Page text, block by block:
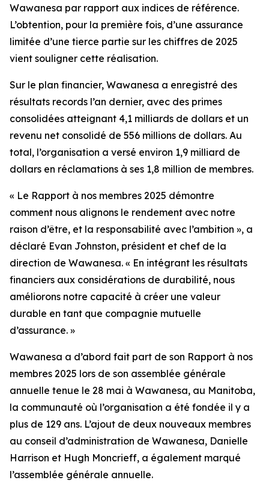
Wawanesa par rapport aux indices de référence.
L’obtention, pour la première fois, d’une assurance
limitée d’une tierce partie sur les chiffres de 2025
vient souligner cette réalisation.
Sur le plan financier, Wawanesa a enregistré des
résultats records l’an dernier, avec des primes
consolidées atteignant 4,1 milliards de dollars et un
revenu net consolidé de 556 millions de dollars. Au
total, l’organisation a versé environ 1,9 milliard de
dollars en réclamations à ses 1,8 million de membres.
« Le Rapport à nos membres 2025 démontre
comment nous alignons le rendement avec notre
raison d’être, et la responsabilité avec l’ambition », a
déclaré Evan Johnston, président et chef de la
direction de Wawanesa. « En intégrant les résultats
financiers aux considérations de durabilité, nous
améliorons notre capacité à créer une valeur
durable en tant que compagnie mutuelle
d’assurance. »
Wawanesa a d’abord fait part de son Rapport à nos
membres 2025 lors de son assemblée générale
annuelle tenue le 28 mai à Wawanesa, au Manitoba,
la communauté où l’organisation a été fondée il y a
plus de 129 ans. L’ajout de deux nouveaux membres
au conseil d’administration de Wawanesa, Danielle
Harrison et Hugh Moncrieff, a également marqué
l’assemblée générale annuelle.